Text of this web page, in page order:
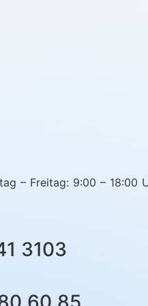
– Freitag: 9:00 – 18:00
3103